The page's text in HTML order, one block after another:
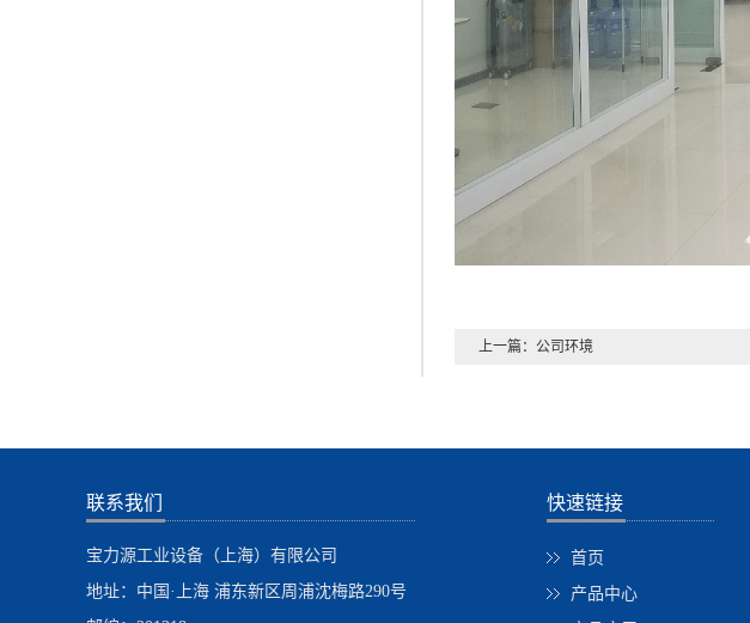
上一篇： 公司环境
联系我们
宝力源工业设备（上海）有限公司
地址：中国·上海 浦东新区周浦沈梅路290号
快速链接
首页
产品中心